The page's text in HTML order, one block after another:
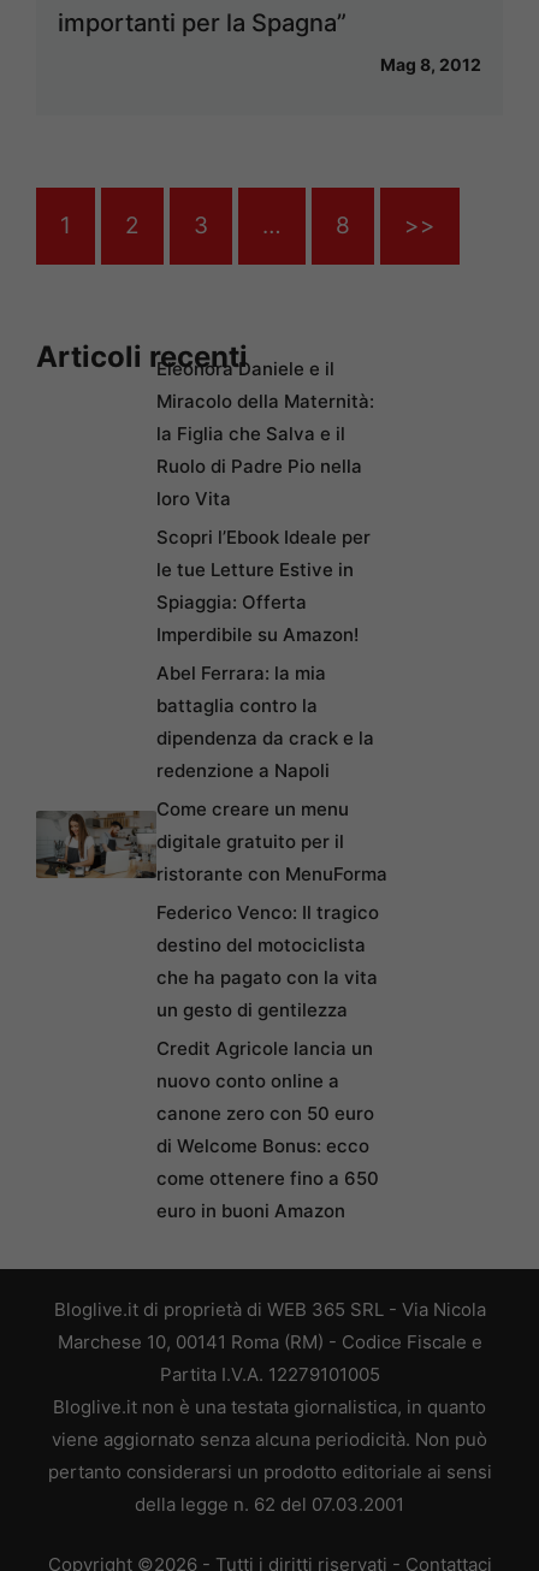
importanti per la Spagna”
Mag 8, 2012
1 2 3 … 8 >>
Articoli recentiEleonora Daniele e il
Miracolo della Maternità:
la Figlia che Salva e il
Ruolo di Padre Pio nella
loro Vita
Scopri l’Ebook Ideale per
le tue Letture Estive in
Spiaggia: Offerta
Imperdibile su Amazon!
Abel Ferrara: la mia
battaglia contro la
dipendenza da crack e la
redenzione a Napoli
Come creare un menu
digitale gratuito per il
ristorante con MenuForma
Federico Venco: Il tragico
destino del motociclista
che ha pagato con la vita
un gesto di gentilezza
Credit Agricole lancia un
nuovo conto online a
canone zero con 50 euro
di Welcome Bonus: ecco
come ottenere fino a 650
euro in buoni Amazon
Bloglive.it di proprietà di WEB 365 SRL - Via Nicola
Marchese 10, 00141 Roma (RM) - Codice Fiscale e
Partita I.V.A. 12279101005
Bloglive.it non è una testata giornalistica, in quanto
viene aggiornato senza alcuna periodicità. Non può
pertanto considerarsi un prodotto editoriale ai sensi
della legge n. 62 del 07.03.2001
Copyright ©2026 - Tutti i diritti riservati - Contattaci